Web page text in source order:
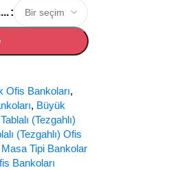
Ofis Bankoları,
, Büyük
(Tezgahlı)
(Tezgahlı) Ofis
Masa Tipi Bankolar
Bankoları